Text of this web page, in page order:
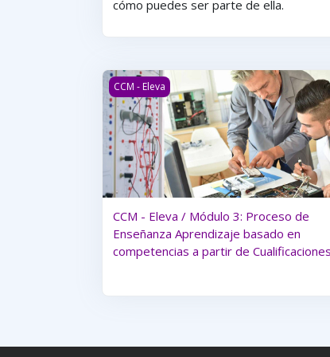
cómo puedes ser parte de ella.
CCM - Eleva / Módulo 3: Proceso de
CCM - Eleva
CCM - Eleva / Módulo 3: Proceso de
Enseñanza Aprendizaje basado en
competencias a partir de Cualificaciones